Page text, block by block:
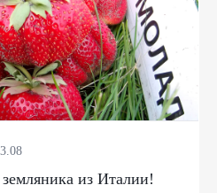
из Италии!